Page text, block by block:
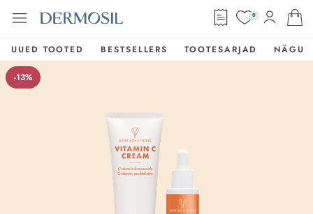
0
UUED TOOTED BESTSELLERS TOOTESARJAD NÄGU
-13%